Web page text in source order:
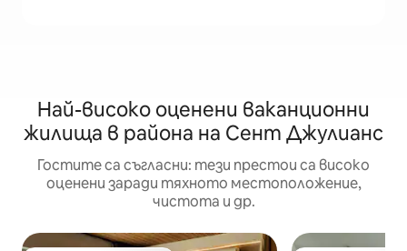
Най-високо оценени ваканционни
жилища в района на Сент Джулианс
Гостите са съгласни: тези престои са високо
оценени заради тяхното местоположение,
чистота и др.